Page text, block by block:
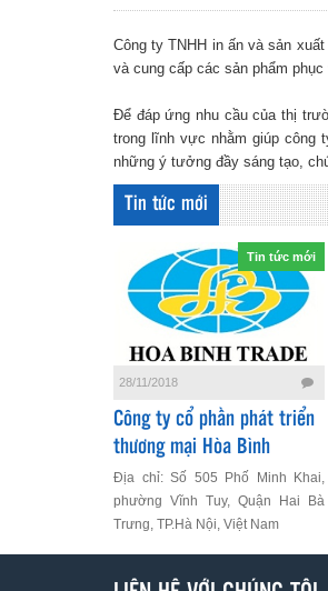
Công ty TNHH in ấn và sản
và cung cấp các sản phẩm
Để đáp ứng nhu cầu của thị
trong lĩnh vực nhằm giúp công
những ý tưởng đầy sáng tạo,
Tin tức mới
Tin tức mới
28/11/2018
Công ty cổ phần phát triển
thương mại Hòa Bình
Địa chỉ: Số 505 Phố Minh Khai,
phường Vĩnh Tuy, Quận Hai Bà
Trưng, TP.Hà Nội, Việt Nam